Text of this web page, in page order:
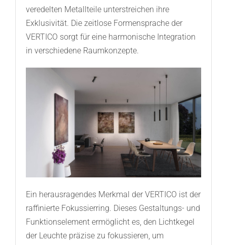
veredelten Metallteile unterstreichen ihre
Exklusivität. Die zeitlose Formensprache der
VERTICO sorgt für eine harmonische Integration
in verschiedene Raumkonzepte.
Ein herausragendes Merkmal der VERTICO ist der
raffinierte Fokussierring. Dieses Gestaltungs- und
Funktionselement ermöglicht es, den Lichtkegel
der Leuchte präzise zu fokussieren, um